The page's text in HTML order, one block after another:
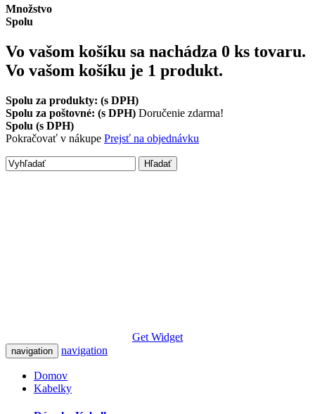
Množstvo
Spolu
Vo vašom košíku sa nachádza 0 ks tovaru.
Vo vašom košíku je 1 produkt.
Spolu za produkty: (s DPH)
Spolu za poštovné: (s DPH) Doručenie zdarma!
Spolu (s DPH)
Pokračovať v nákupe Prejsť na objednávku
Hľadať
Get Widget
navigation navigation
Domov
Kabelky